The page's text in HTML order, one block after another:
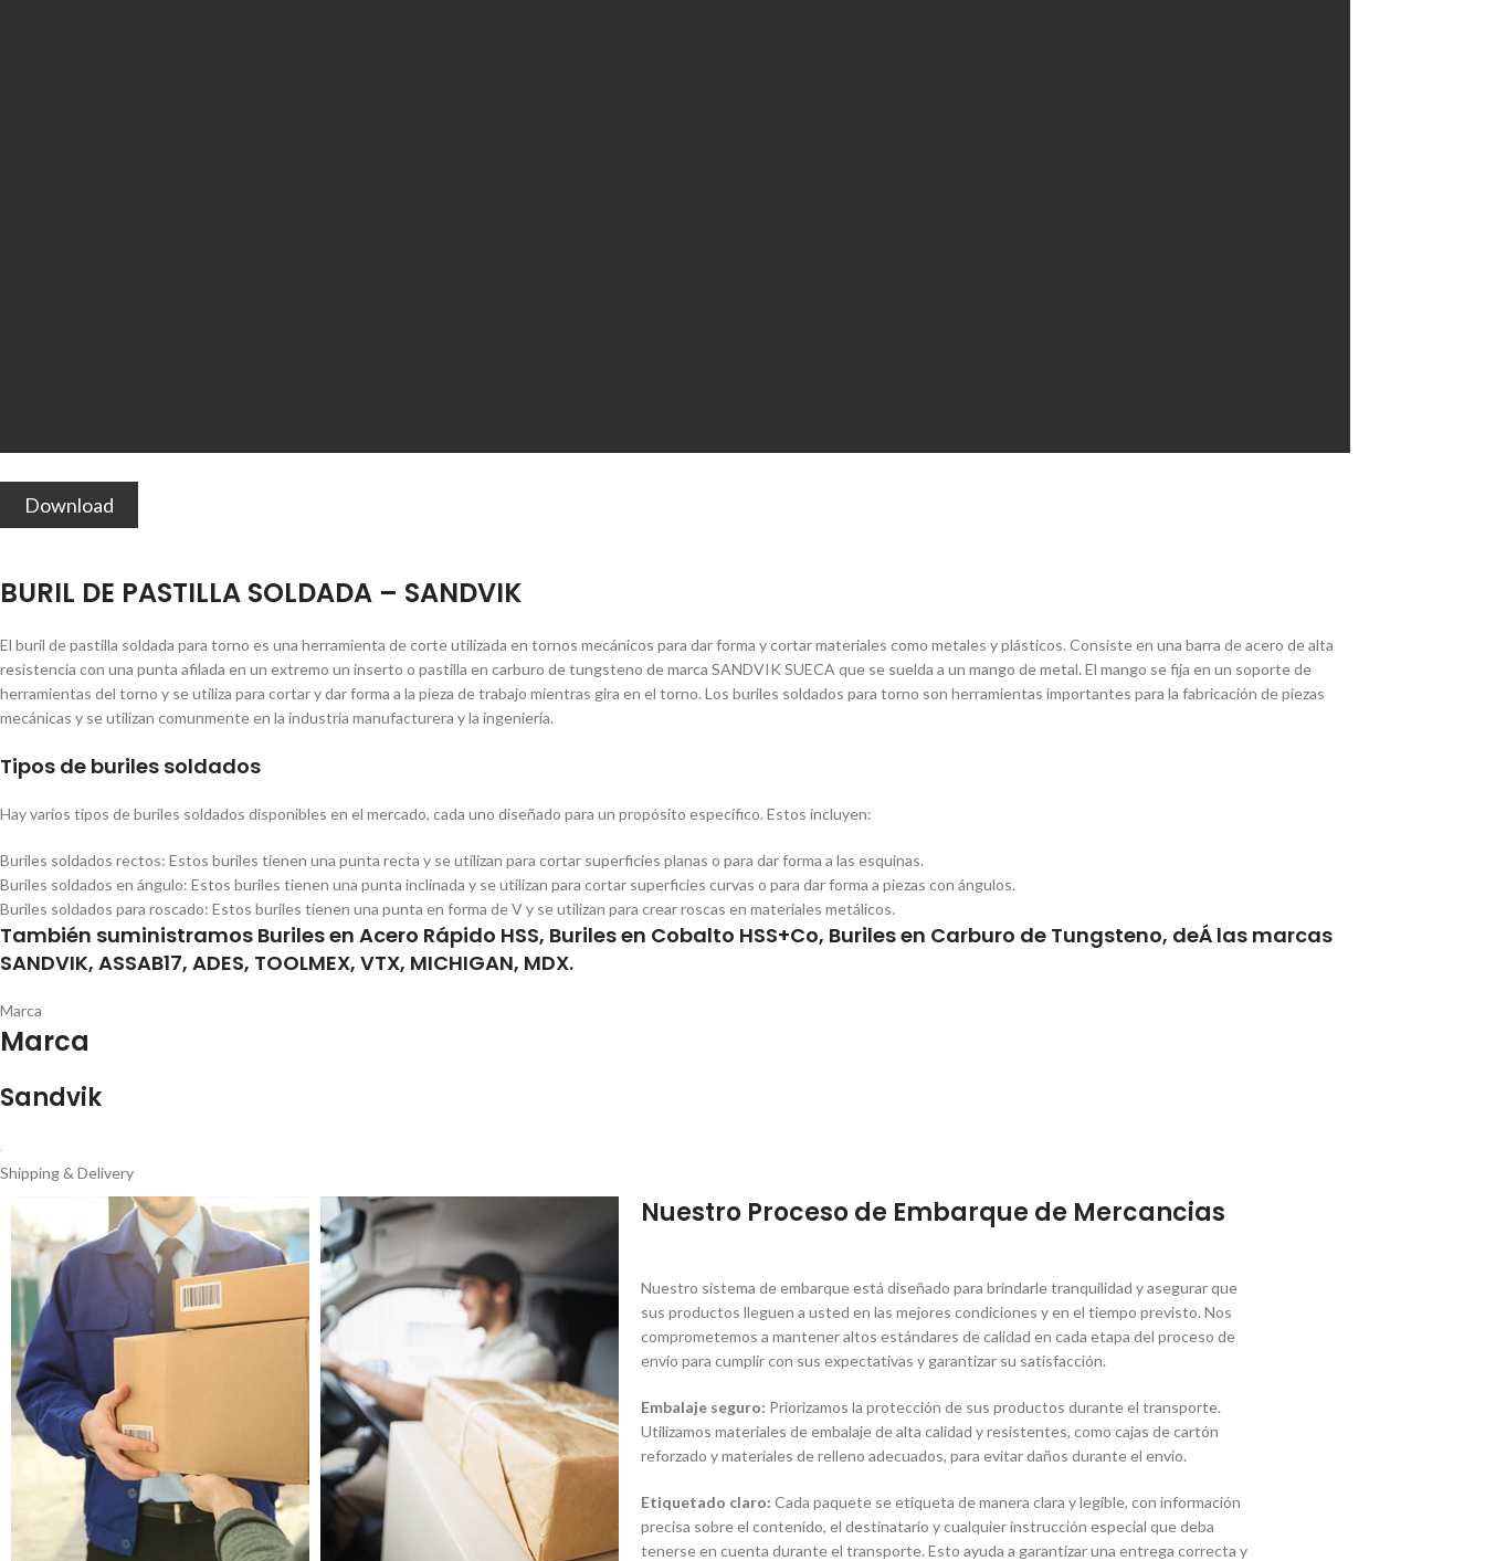
Download
BURIL DE PASTILLA SOLDADA – SANDVIK
El buril de pastilla soldada para torno es una herramienta de corte utilizada en tornos mecánicos para dar forma y cortar materiales como metales y plásticos. Consiste en una barra de acero de alta
resistencia con una punta afilada en un extremo un inserto o pastilla en carburo de tungsteno de marca SANDVIK SUECA que se suelda a un mango de metal. El mango se fija en un soporte de
herramientas del torno y se utiliza para cortar y dar forma a la pieza de trabajo mientras gira en el torno. Los buriles soldados para torno son herramientas importantes para la fabricación de piezas
mecánicas y se utilizan comunmente en la industria manufacturera y la ingenierí­a.
Tipos de buriles soldados
Hay varios tipos de buriles soldados disponibles en el mercado, cada uno diseñado para un propósito especí­fico. Estos incluyen:
Buriles soldados rectos: Estos buriles tienen una punta recta y se utilizan para cortar superficies planas o para dar forma a las esquinas.
Buriles soldados en ángulo: Estos buriles tienen una punta inclinada y se utilizan para cortar superficies curvas o para dar forma a piezas con ángulos.
Buriles soldados para roscado: Estos buriles tienen una punta en forma de V y se utilizan para crear roscas en materiales metálicos.
También suministramos Buriles en Acero Rápido HSS, Buriles en Cobalto HSS+Co, Buriles en Carburo de Tungsteno, deÁ las marcas
SANDVIK, ASSAB17, ADES, TOOLMEX, VTX, MICHIGAN, MDX.
Marca
Marca
Sandvik
Shipping & Delivery
Nuestro Proceso de Embarque de Mercancias
Nuestro sistema de embarque está diseñado para brindarle tranquilidad y asegurar que
sus productos lleguen a usted en las mejores condiciones y en el tiempo previsto. Nos
comprometemos a mantener altos estándares de calidad en cada etapa del proceso de
envío para cumplir con sus expectativas y garantizar su satisfacción.
Embalaje seguro: Priorizamos la protección de sus productos durante el transporte.
Utilizamos materiales de embalaje de alta calidad y resistentes, como cajas de cartón
reforzado y materiales de relleno adecuados, para evitar daños durante el envío.
Etiquetado claro: Cada paquete se etiqueta de manera clara y legible, con información
precisa sobre el contenido, el destinatario y cualquier instrucción especial que deba
tenerse en cuenta durante el transporte. Esto ayuda a garantizar una entrega correcta y